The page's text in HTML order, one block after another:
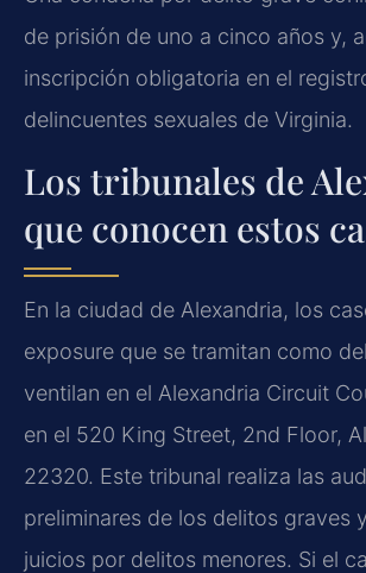
de prisión de uno a cinco años y,
inscripción obligatoria en el
delincuentes sexuales de Virginia.
Los tribunales de
que conocen estos
En la ciudad de Alexandria, los
exposure que se tramitan como
ventilan en el Alexandria Circuit
en el 520 King Street, 2nd Floor,
22320. Este tribunal realiza las
preliminares de los delitos graves
juicios por delitos menores. Si el